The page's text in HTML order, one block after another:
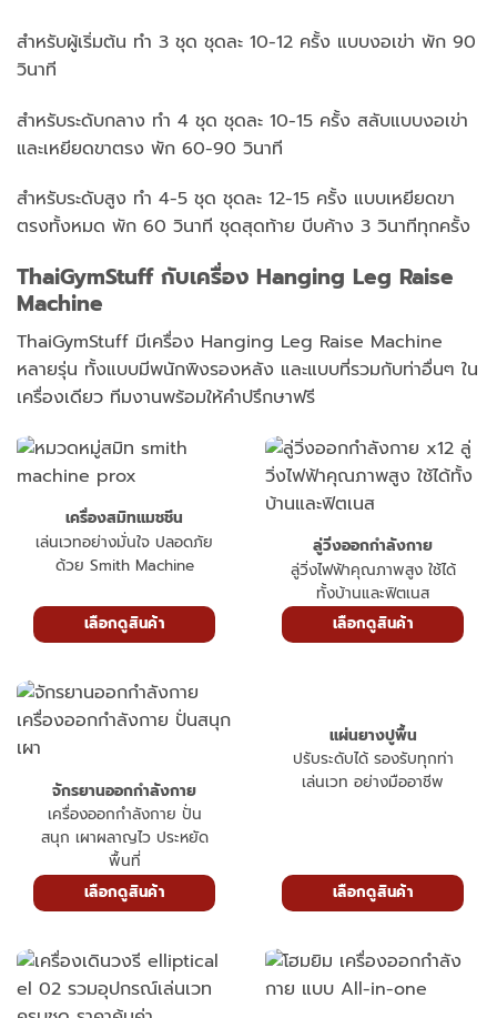
สำหรับผู้เริ่มต้น ทำ 3 ชุด ชุดละ 10-12 ครั้ง แบบงอเข่า พัก 90
วินาที
สำหรับระดับกลาง ทำ 4 ชุด ชุดละ 10-15 ครั้ง สลับแบบงอเข่า
และเหยียดขาตรง พัก 60-90 วินาที
สำหรับระดับสูง ทำ 4-5 ชุด ชุดละ 12-15 ครั้ง แบบเหยียดขา
ตรงทั้งหมด พัก 60 วินาที ชุดสุดท้าย บีบค้าง 3 วินาทีทุกครั้ง
ThaiGymStuff กับเครื่อง Hanging Leg Raise
Machine
ThaiGymStuff มีเครื่อง Hanging Leg Raise Machine
หลายรุ่น ทั้งแบบมีพนักพิงรองหลัง และแบบที่รวมกับท่าอื่นๆ ใน
เครื่องเดียว ทีมงานพร้อมให้คำปรึกษาฟรี
เครื่องสมิทแมชชีน
เล่นเวทอย่างมั่นใจ ปลอดภัย
ด้วย Smith Machine
เลือกดูสินค้า
ลู่วิ่งออกกำลังกาย
ลู่วิ่งไฟฟ้าคุณภาพสูง ใช้ได้
ทั้งบ้านและฟิตเนส
เลือกดูสินค้า
จักรยานออกกำลังกาย
เครื่องออกกำลังกาย ปั่น
สนุก เผาผลาญไว ประหยัด
พื้นที่
เลือกดูสินค้า
แผ่นยางปูพื้น
ปรับระดับได้ รองรับทุกท่า
เล่นเวท อย่างมืออาชีพ
เลือกดูสินค้า